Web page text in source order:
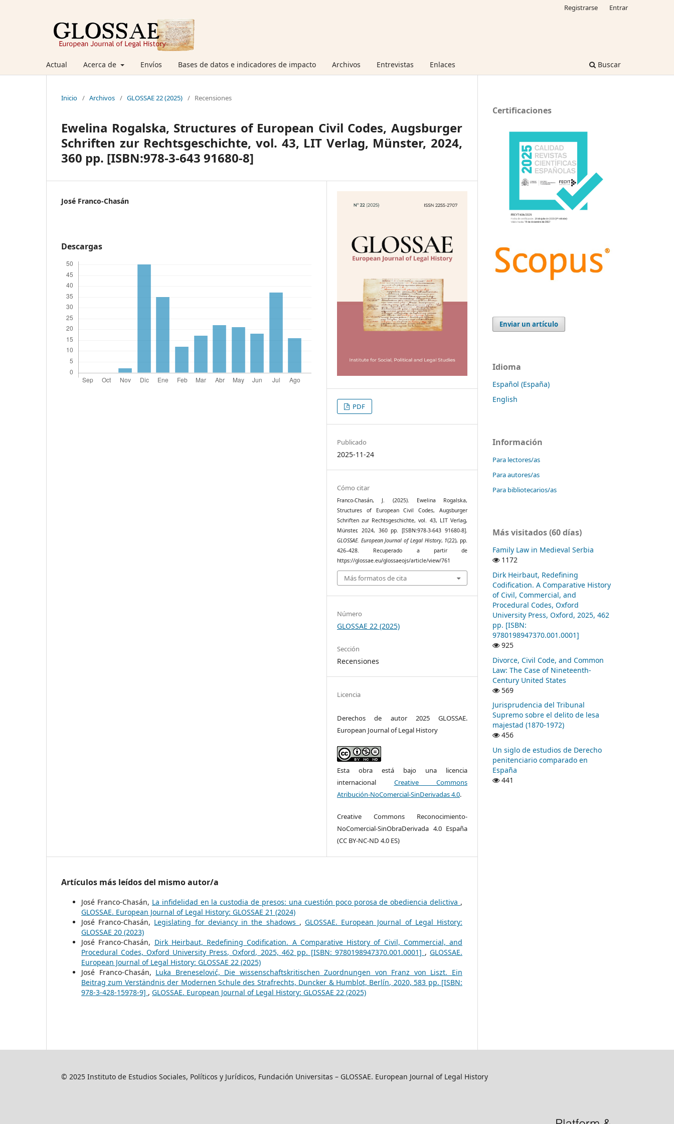
Actual Acerca de Envíos Bases de datos e indicadores de impacto Archivos Entrevistas Enlaces Buscar
Registrarse Entrar
Inicio / Archivos / GLOSSAE 22 (2025) / Recensiones
Ewelina Rogalska, Structures of European Civil Codes, Augsburger
Schriften zur Rechtsgeschichte, vol. 43, LIT Verlag, Münster, 2024,
360 pp. [ISBN:978-3-643 91680-8]
José Franco-Chasán
Descargas
PDF
Publicado
2025-11-24
Cómo citar
Franco-Chasán, J. (2025). Ewelina Rogalska,
Structures of European Civil Codes, Augsburger
Schriften zur Rechtsgeschichte, vol. 43, LIT Verlag,
Münster, 2024, 360 pp. [ISBN:978-3-643 91680-8].
GLOSSAE. European Journal of Legal History, 1(22), pp.
426–428. Recuperado a partir de
https://glossae.eu/glossaeojs/article/view/761
Más formatos de cita
Número
GLOSSAE 22 (2025)
Sección
Recensiones
Licencia
Derechos de autor 2025 GLOSSAE.
European Journal of Legal History
Esta obra está bajo una licencia
internacional Creative Commons
Atribución-NoComercial-SinDerivadas 4.0.
Creative Commons Reconocimiento-
NoComercial-SinObraDerivada 4.0 España
(CC BY-NC-ND 4.0 ES)
Artículos más leídos del mismo autor/a
José Franco-Chasán, La infidelidad en la custodia de presos: una cuestión poco porosa de obediencia delictiva ,
GLOSSAE. European Journal of Legal History: GLOSSAE 21 (2024)
José Franco-Chasán, Legislating for deviancy in the shadows , GLOSSAE. European Journal of Legal History:
GLOSSAE 20 (2023)
José Franco-Chasán, Dirk Heirbaut, Redefining Codification. A Comparative History of Civil, Commercial, and
Procedural Codes, Oxford University Press, Oxford, 2025, 462 pp. [ISBN: 9780198947370.001.0001] ,GLOSSAE.
European Journal of Legal History: GLOSSAE 22 (2025)
José Franco-Chasán, Luka Breneselović, Die wissenschaftskritischen Zuordnungen von Franz von Liszt. Ein
Beitrag zum Verständnis der Modernen Schule des Strafrechts, Duncker & Humblot, Berlín, 2020, 583 pp. [ISBN:
978-3-428-15978-9] , GLOSSAE. European Journal of Legal History: GLOSSAE 22 (2025)
Certificaciones
Enviar un artículo
Idioma
Español (España)
English
Información
Para lectores/as
Para autores/as
Para bibliotecarios/as
Más visitados (60 días)
Family Law in Medieval Serbia
1172
Dirk Heirbaut, Redefining
Codification. A Comparative History
of Civil, Commercial, and
Procedural Codes, Oxford
University Press, Oxford, 2025, 462
pp. [ISBN:
9780198947370.001.0001]
925
Divorce, Civil Code, and Common
Law: The Case of Nineteenth-
Century United States
569
Jurisprudencia del Tribunal
Supremo sobre el delito de lesa
majestad (1870-1972)
456
Un siglo de estudios de Derecho
penitenciario comparado en
España
441
© 2025 Instituto de Estudios Sociales, Políticos y Jurídicos, Fundación Universitas – GLOSSAE. European Journal of Legal History